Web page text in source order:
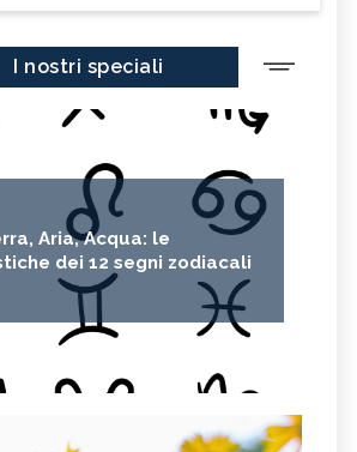
I nostri speciali
Aria, Acqua: le
dei 12 segni zodiacali